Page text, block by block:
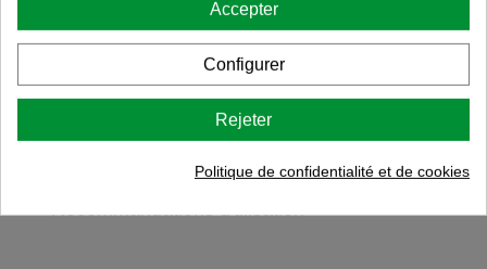
RUBANS 100 % COTON
ANCORA
Téléchargements
Instructions de montage
Recommandations d'tilisation
Accepter
Configurer
Rejeter
Politique de confidentialité et de cookies